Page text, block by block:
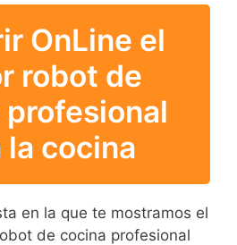
OnLine el
robot de
la cocina
en la que te mostramos el
de cocina profesional